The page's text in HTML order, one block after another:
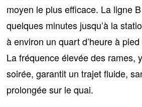
moyen le plus efficace. La ligne
quelques minutes jusqu’à la
à environ un quart d’heure à
La fréquence élevée des rames,
soirée, garantit un trajet fluide,
prolongée sur le quai.